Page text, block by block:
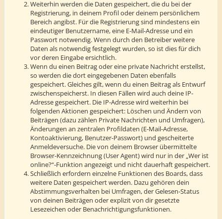
Weiterhin werden die Daten gespeichert, die du bei der
Registrierung, in deinem Profil oder deinem persönlichem
Bereich angibst. Für die Registrierung sind mindestens ein
eindeutiger Benutzername, eine E-Mail-Adresse und ein
Passwort notwendig. Wenn durch den Betreiber weitere
Daten als notwendig festgelegt wurden, so ist dies für dich
vor deren Eingabe ersichtlich.
Wenn du einen Beitrag oder eine private Nachricht erstellst,
so werden die dort eingegebenen Daten ebenfalls
gespeichert. Gleiches gilt, wenn du einen Beitrag als Entwurf
zwischenspeicherst. In diesen Fällen wird auch deine IP-
Adresse gespeichert. Die IP-Adresse wird weiterhin bei
folgenden Aktionen gespeichert: Löschen und Ändern von
Beiträgen (dazu zählen Private Nachrichten und Umfragen),
Änderungen an zentralen Profildaten (E-Mail-Adresse,
Kontoaktivierung, Benutzer-Passwort) und gescheiterte
Anmeldeversuche. Die von deinem Browser übermittelte
Browser-Kennzeichnung (User Agent) wird nur in der „Wer ist
online?“-Funktion angezeigt und nicht dauerhaft gespeichert.
Schließlich erfordern einzelne Funktionen des Boards, dass
weitere Daten gespeichert werden. Dazu gehören dein
Abstimmungsverhalten bei Umfragen, der Gelesen-Status
von deinen Beiträgen oder explizit von dir gesetzte
Lesezeichen oder Benachrichtigungsfunktionen.